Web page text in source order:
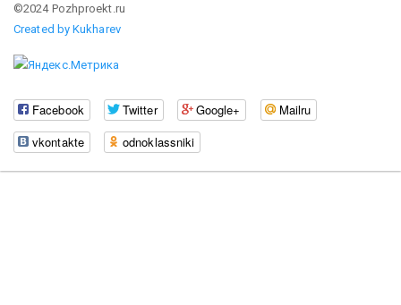
©2024 Pozhproekt.ru
Created by Kukharev
Facebook Twitter Google+
Mailru
vkontakte
odnoklassniki